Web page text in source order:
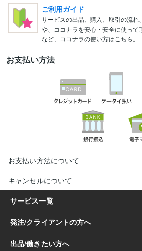
ご利用ガイド
サービスの出品、購入、取引の流れ
や、ココナラを安心・安全に使って
など、ココナラの使い方はこちら。
お支払い方法
お支払い方法について
キャンセルについて